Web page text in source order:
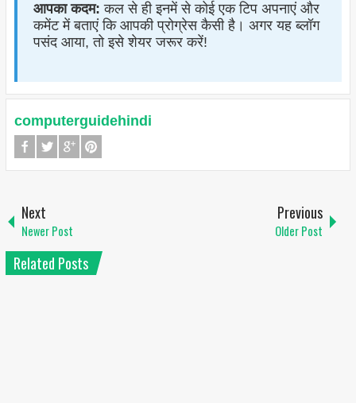
आपका कदम: कल से ही इनमें से कोई एक टिप अपनाएं और
कमेंट में बताएं कि आपकी प्रोग्रेस कैसी है। अगर यह ब्लॉग
पसंद आया, तो इसे शेयर जरूर करें!
computerguidehindi
Next
Newer Post
Previous
Older Post
Related Posts